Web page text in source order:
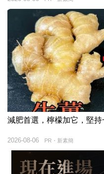
減肥首選，檸檬加它，堅
PR・新素簡
2026-08-06